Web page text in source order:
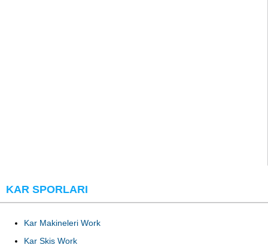
KAR SPORLARI
Kar Makineleri Work
Kar Skis Work